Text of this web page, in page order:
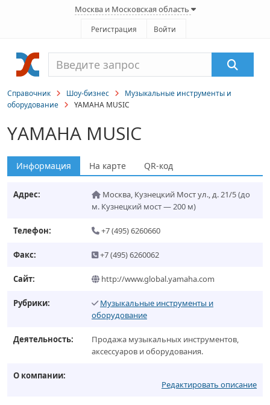
Москва и Московская область
Регистрация Войти
Справочник Шоу-бизнес
Музыкальные инструменты и
оборудование
YAMAHA MUSIC
YAMAHA MUSIC
Информация На карте QR-код
Адрес: Москва, Кузнецкий Мост ул., д. 21/5(до
м. Кузнецкий мост — 200 м)
Телефон: +7 (495) 6260660
Факс: +7 (495) 6260062
Сайт: http://www.global.yamaha.com
Рубрики:
Музыкальные инструменты и
оборудование
Деятельность:
Продажа музыкальных инструментов,
аксессуаров и оборудования.
О компании:
Редактировать описание